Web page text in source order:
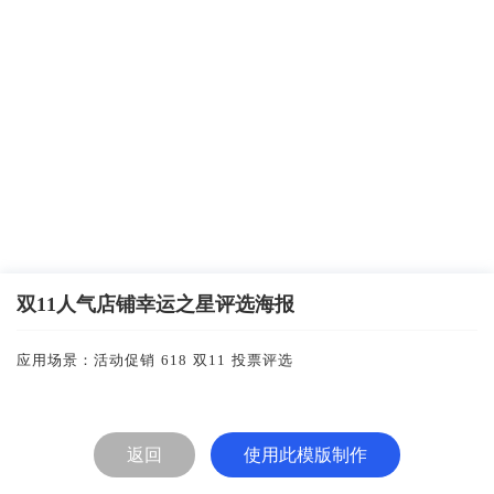
双11人气店铺幸运之星评选海报
应用场景： 活动促销 618 双11 投票评选
返回 使用此模版制作